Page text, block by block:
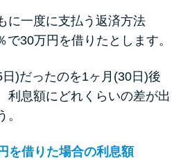
に一度に支払う返済方法
30万円を借りたとします。
)だったのを1ヶ月(30日)後
利息額にどれくらいの差が出
を借りた場合の利息額